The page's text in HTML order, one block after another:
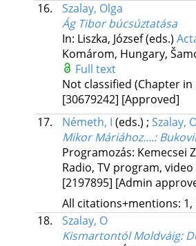
16.
Szalay, Olga
Ág Tibor búcsúztatása
In: Liszka, József (eds.)
Komárom, Hungary,
Full text
Not classified (Chapter
[30679242] [Approved]
17.
Németh, I (eds.) ; Szalay,
Mikor Máriához....:
Programozás: Kemecsei
Radio, TV program,
[2197895] [Admin
All citations+mentions:
18.
Szalay, O
Kismartontól Moldváig: